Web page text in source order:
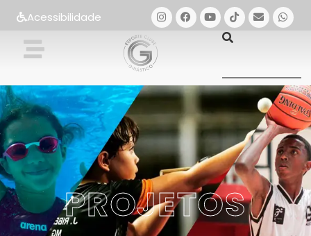
Acessibilidade
PROJETOS